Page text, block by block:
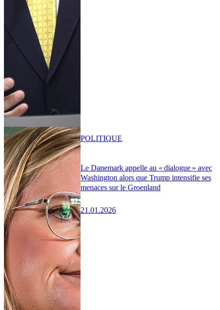
Le Danemark appelle au « dialogue » avec
Washington alors que Trump intensifie ses
menaces sur le Groenland
21.01.2026
POLITIQUE